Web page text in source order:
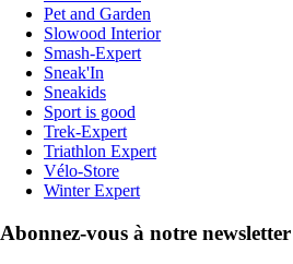
Pet and Garden
Slowood Interior
Smash-Expert
Sneak'In
Sneakids
Sport is good
Trek-Expert
Triathlon Expert
Vélo-Store
Winter Expert
Abonnez-vous à notre newsletter